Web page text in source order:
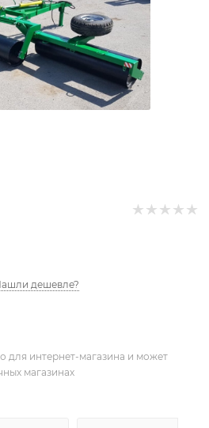
дешевле?
для интернет-магазина и может
магазинах